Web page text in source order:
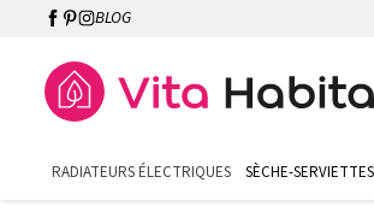
BLOG
RADIATEURS ÉLECTRIQUES SÈCHE-